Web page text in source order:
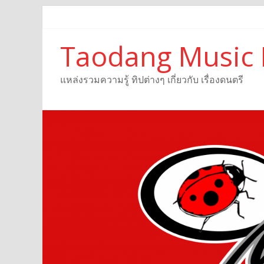
Taodang Music
แหล่งรวมความรู้ ทิปต่างๆ เกี่ยวกับ เรื่องดนตรี